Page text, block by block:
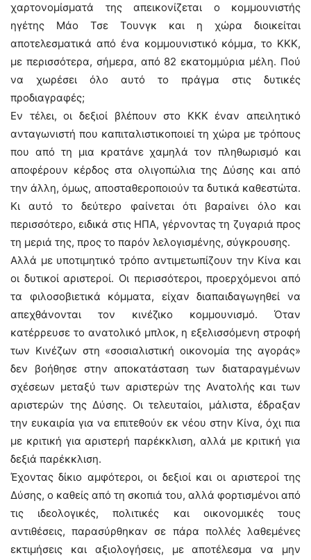
χαρτονομίσματά της απεικονίζεται ο κομμουνιστής
ηγέτης Μάο Τσε Τουνγκ και η χώρα διοικείται
αποτελεσματικά από ένα κομμουνιστικό κόμμα, το ΚΚΚ,
με περισσότερα, σήμερα, από 82 εκατομμύρια μέλη. Πού
να χωρέσει όλο αυτό το πράγμα στις δυτικές
προδιαγραφές;
Εν τέλει, οι δεξιοί βλέπουν στο ΚΚΚ έναν απειλητικό
ανταγωνιστή που καπιταλιστικοποιεί τη χώρα με τρόπους
που από τη μια κρατάνε χαμηλά τον πληθωρισμό και
αποφέρουν κέρδος στα ολιγοπώλια της Δύσης και από
την άλλη, όμως, αποσταθεροποιούν τα δυτικά καθεστώτα.
Κι αυτό το δεύτερο φαίνεται ότι βαραίνει όλο και
περισσότερο, ειδικά στις ΗΠΑ, γέρνοντας τη ζυγαριά προς
τη μεριά της, προς το παρόν λελογισμένης, σύγκρουσης.
Αλλά με υποτιμητικό τρόπο αντιμετωπίζουν την Κίνα και
οι δυτικοί αριστεροί. Οι περισσότεροι, προερχόμενοι από
τα φιλοσοβιετικά κόμματα, είχαν διαπαιδαγωγηθεί να
απεχθάνονται τον κινέζικο κομμουνισμό. Όταν
κατέρρευσε το ανατολικό μπλοκ, η εξελισσόμενη στροφή
των Κινέζων στη «σοσιαλιστική οικονομία της αγοράς»
δεν βοήθησε στην αποκατάσταση των διαταραγμένων
σχέσεων μεταξύ των αριστερών της Ανατολής και των
αριστερών της Δύσης. Οι τελευταίοι, μάλιστα, έδραξαν
την ευκαιρία για να επιτεθούν εκ νέου στην Κίνα, όχι πια
με κριτική για αριστερή παρέκκλιση, αλλά με κριτική για
δεξιά παρέκκλιση.
Έχοντας δίκιο αμφότεροι, οι δεξιοί και οι αριστεροί της
Δύσης, ο καθείς από τη σκοπιά του, αλλά φορτισμένοι από
τις ιδεολογικές, πολιτικές και οικονομικές τους
αντιθέσεις, παρασύρθηκαν σε πάρα πολλές λαθεμένες
εκτιμήσεις και αξιολογήσεις, με αποτέλεσμα να μην